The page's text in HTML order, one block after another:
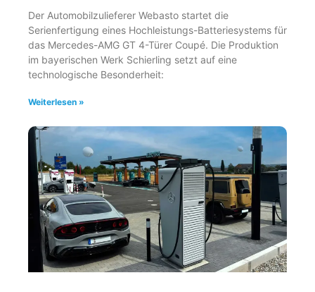
Der Automobilzulieferer Webasto startet die
Serienfertigung eines Hochleistungs-Batteriesystems für
das Mercedes-AMG GT 4-Türer Coupé. Die Produktion
im bayerischen Werk Schierling setzt auf eine
technologische Besonderheit:
Weiterlesen »